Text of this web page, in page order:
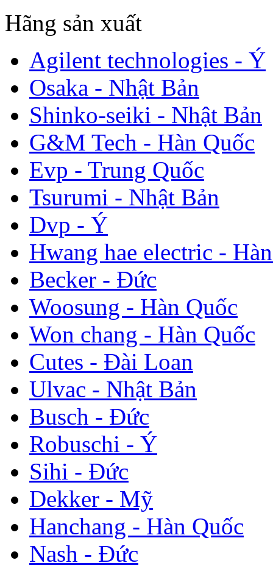
Hãng sản xuất
Agilent technologies - Ý
Osaka - Nhật Bản
Shinko-seiki - Nhật Bản
G&M Tech - Hàn Quốc
Evp - Trung Quốc
Tsurumi - Nhật Bản
Dvp - Ý
Hwang hae electric -
Becker - Đức
Woosung - Hàn Quốc
Won chang - Hàn Quốc
Cutes - Đài Loan
Ulvac - Nhật Bản
Busch - Đức
Robuschi - Ý
Sihi - Đức
Dekker - Mỹ
Hanchang - Hàn Quốc
Nash - Đức